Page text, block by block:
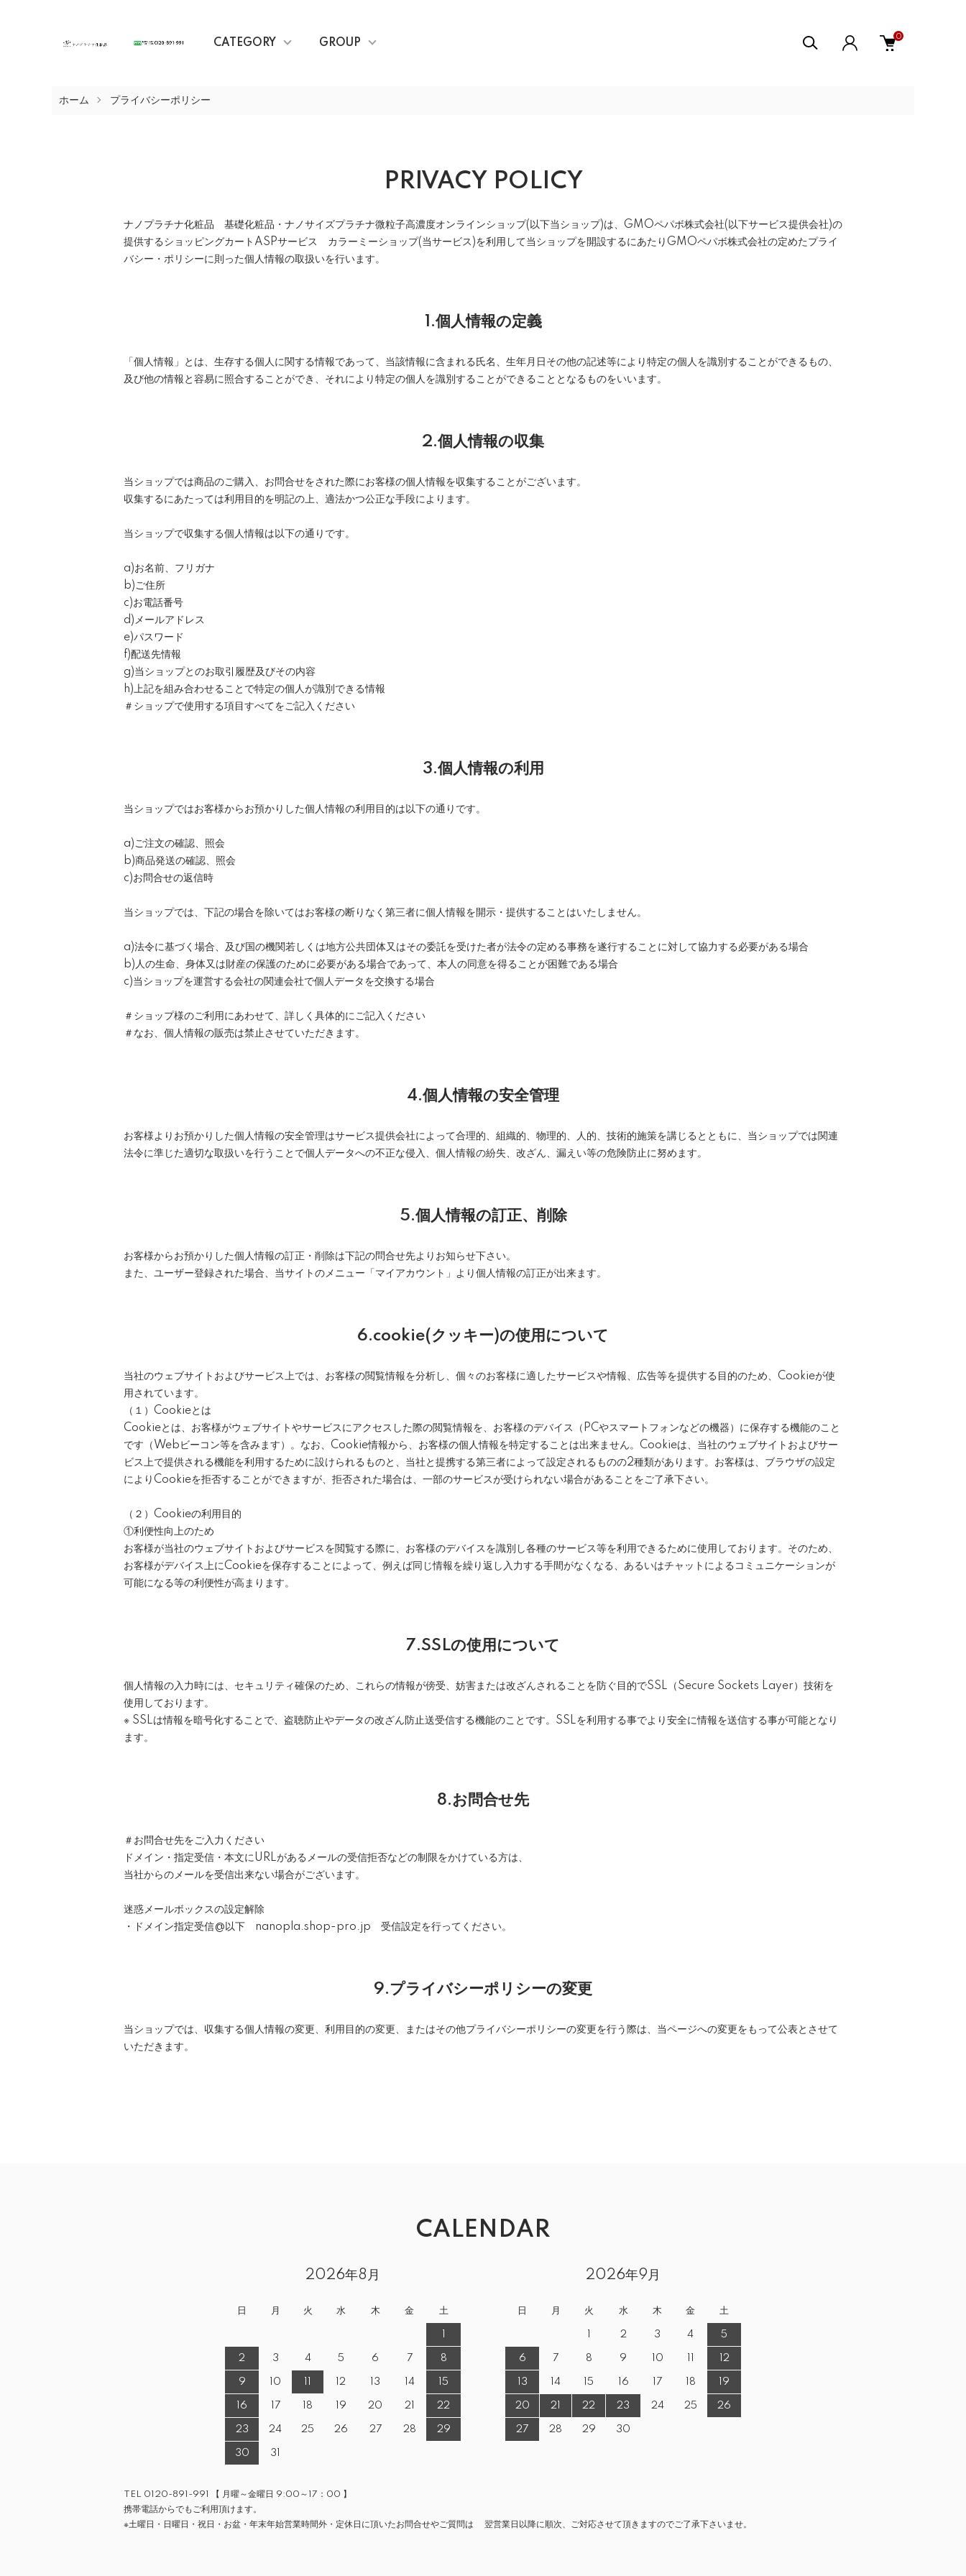
CATEGORY GROUP
0
ホーム プライバシーポリシー
PRIVACY POLICY
ナノプラチナ化粧品 基礎化粧品・ナノサイズプラチナ微粒子高濃度オンラインショップ(以下当ショップ)は、 GMOペパボ株式会社(以下サービス提供会社)の
提供するショッピングカートASPサービス カラーミーショップ(当サービス)を利用して当ショップを開設するにあたりGMOペパボ株式会社の定めたプライ
バシー・ポリシーに則った個人情報の取扱いを行います。
1.個人情報の定義
「個人情報」とは、生存する個人に関する情報であって、当該情報に含まれる氏名、生年月日その他の記述等により特定の個人を識別することができるもの、
及び他の情報と容易に照合することができ、それにより特定の個人を識別することができることとなるものをいいます。
2.個人情報の収集
当ショップでは商品のご購入、お問合せをされた際にお客様の個人情報を収集することがございます。
収集するにあたっては利用目的を明記の上、適法かつ公正な手段によります。
当ショップで収集する個人情報は以下の通りです。
a)お名前、フリガナ
b)ご住所
c)お電話番号
d)メールアドレス
e)パスワード
f)配送先情報
g)当ショップとのお取引履歴及びその内容
h)上記を組み合わせることで特定の個人が識別できる情報
＃ショップで使用する項目すべてをご記入ください
3.個人情報の利用
当ショップではお客様からお預かりした個人情報の利用目的は以下の通りです。
a)ご注文の確認、照会
b)商品発送の確認、照会
c)お問合せの返信時
当ショップでは、下記の場合を除いてはお客様の断りなく第三者に個人情報を開示・提供することはいたしません。
a)法令に基づく場合、及び国の機関若しくは地方公共団体又はその委託を受けた者が法令の定める事務を遂行することに対して協力する必要がある場合
b)人の生命、身体又は財産の保護のために必要がある場合であって、本人の同意を得ることが困難である場合
c)当ショップを運営する会社の関連会社で個人データを交換する場合
＃ショップ様のご利用にあわせて、詳しく具体的にご記入ください
＃なお、個人情報の販売は禁止させていただきます。
4.個人情報の安全管理
お客様よりお預かりした個人情報の安全管理はサービス提供会社によって合理的、組織的、物理的、人的、技術的施策を講じるとともに、当ショップでは関連
法令に準じた適切な取扱いを行うことで個人データへの不正な侵入、個人情報の紛失、改ざん、漏えい等の危険防止に努めます。
5.個人情報の訂正、削除
お客様からお預かりした個人情報の訂正・削除は下記の問合せ先よりお知らせ下さい。
また、ユーザー登録された場合、当サイトのメニュー「マイアカウント」より個人情報の訂正が出来ます。
6.cookie(クッキー)の使用について
当社のウェブサイトおよびサービス上では、お客様の閲覧情報を分析し、個々のお客様に適したサービスや情報、広告等を提供する目的のため、Cookieが使
用されています。
（１）Cookieとは
Cookieとは、お客様がウェブサイトやサービスにアクセスした際の閲覧情報を、お客様のデバイス（PCやスマートフォンなどの機器）に保存する機能のこと
です（Webビーコン等を含みます）。なお、Cookie情報から、お客様の個人情報を特定することは出来ません。Cookieは、当社のウェブサイトおよびサー
ビス上で提供される機能を利用するために設けられるものと、当社と提携する第三者によって設定されるものの2種類があります。お客様は、ブラウザの設定
によりCookieを拒否することができますが、拒否された場合は、一部のサービスが受けられない場合があることをご了承下さい。
（２）Cookieの利用目的
①利便性向上のため
お客様が当社のウェブサイトおよびサービスを閲覧する際に、お客様のデバイスを識別し各種のサービス等を利用できるために使用しております。そのため、
お客様がデバイス上にCookieを保存することによって、例えば同じ情報を繰り返し入力する手間がなくなる、あるいはチャットによるコミュニケーションが
可能になる等の利便性が高まります。
7.SSLの使用について
個人情報の入力時には、セキュリティ確保のため、これらの情報が傍受、妨害または改ざんされることを防ぐ目的でSSL（Secure Sockets Layer）技術を
使用しております。
※ SSLは情報を暗号化することで、盗聴防止やデータの改ざん防止送受信する機能のことです。SSLを利用する事でより安全に情報を送信する事が可能となり
ます。
8.お問合せ先
＃お問合せ先をご入力ください
ドメイン・指定受信・本文にURLがあるメールの受信拒否などの制限をかけている方は、
当社からのメールを受信出来ない場合がございます。
迷惑メールボックスの設定解除
・ドメイン指定受信@以下 nanopla.shop-pro.jp 受信設定を行ってください。
9.プライバシーポリシーの変更
当ショップでは、収集する個人情報の変更、利用目的の変更、またはその他プライバシーポリシーの変更を行う際は、当ページへの変更をもって公表とさせて
いただきます。
CALENDAR
2026年8月
日 月 火 水 木 金 土
2 3 4 5 6 7 8
9 10 12 13 14 15
16 17 18 19 20 21 22
23 24 25 26 27 28 29
30 31
2026年9月
日 月 火 水 木 金 土
2 3 4 5
6 7 8 9 10 12
13 14 15 16 17 18 19
20 21 22 23 24 25 26
27 28 29 30
TEL 0120-891-991 【 月曜～金曜日 9:00～17：00 】
携帯電話からでもご利用頂けます。
※土曜日・日曜日・祝日・お盆・年末年始営業時間外・定休日に頂いたお問合せやご質問は 翌営業日以降に順次、ご対応させて頂きますのでご了承下さいませ。